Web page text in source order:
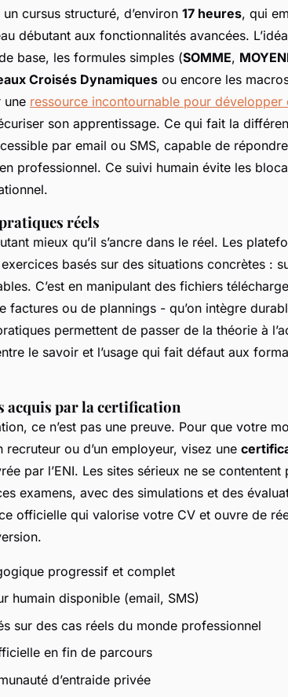
cursus structuré, d’environ 17 heures, qui
débutant aux fonctionnalités avancées.
base, les formules simples (SOMME,
Croisés Dynamiques ou encore les
une ressource incontournable pour développer
son apprentissage. Ce qui fait la
par email ou SMS, capable de
professionnel. Ce suivi humain évite les
réels
mieux qu’il s’ancre dans le réel. Les
basés sur des situations concrètes :
C’est en manipulant des fichiers
factures ou de plannings - qu’on intègre
permettent de passer de la théorie à
le savoir et l’usage qui fait défaut aux
acquis par la certification
ce n’est pas une preuve. Pour que votre
recruteur ou d’un employeur, visez une
par l’ENI. Les sites sérieux ne se
examens, avec des simulations et des
officielle qui valorise votre CV et ouvre de
progressif et complet
humain disponible (email, SMS)
sur des cas réels du monde professionnel
en fin de parcours
d’entraide privée